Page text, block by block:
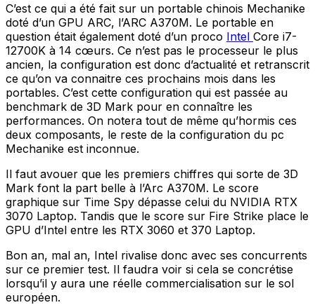
C’est ce qui a été fait sur un portable chinois Mechanike
doté d’un GPU ARC, l’ARC A370M. Le portable en
question était également doté d’un proco Intel Core i7-
12700K à 14 cœurs. Ce n’est pas le processeur le plus
ancien, la configuration est donc d’actualité et retranscrit
ce qu’on va connaitre ces prochains mois dans les
portables. C’est cette configuration qui est passée au
benchmark de 3D Mark pour en connaître les
performances. On notera tout de même qu’hormis ces
deux composants, le reste de la configuration du pc
Mechanike est inconnue.
Il faut avouer que les premiers chiffres qui sorte de 3D
Mark font la part belle à l’Arc A370M. Le score
graphique sur Time Spy dépasse celui du NVIDIA RTX
3070 Laptop. Tandis que le score sur Fire Strike place le
GPU d’Intel entre les RTX 3060 et 370 Laptop.
Bon an, mal an, Intel rivalise donc avec ses concurrents
sur ce premier test. Il faudra voir si cela se concrétise
lorsqu’il y aura une réelle commercialisation sur le sol
européen.